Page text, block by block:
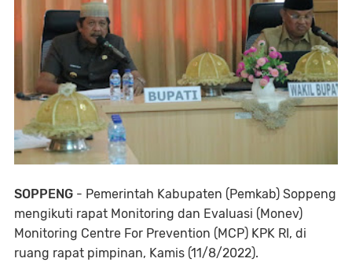
SOPPENG - Pemerintah Kabupaten (Pemkab) Soppeng
mengikuti rapat Monitoring dan Evaluasi (Monev)
Monitoring Centre For Prevention (MCP) KPK RI, di
ruang rapat pimpinan, Kamis (11/8/2022).